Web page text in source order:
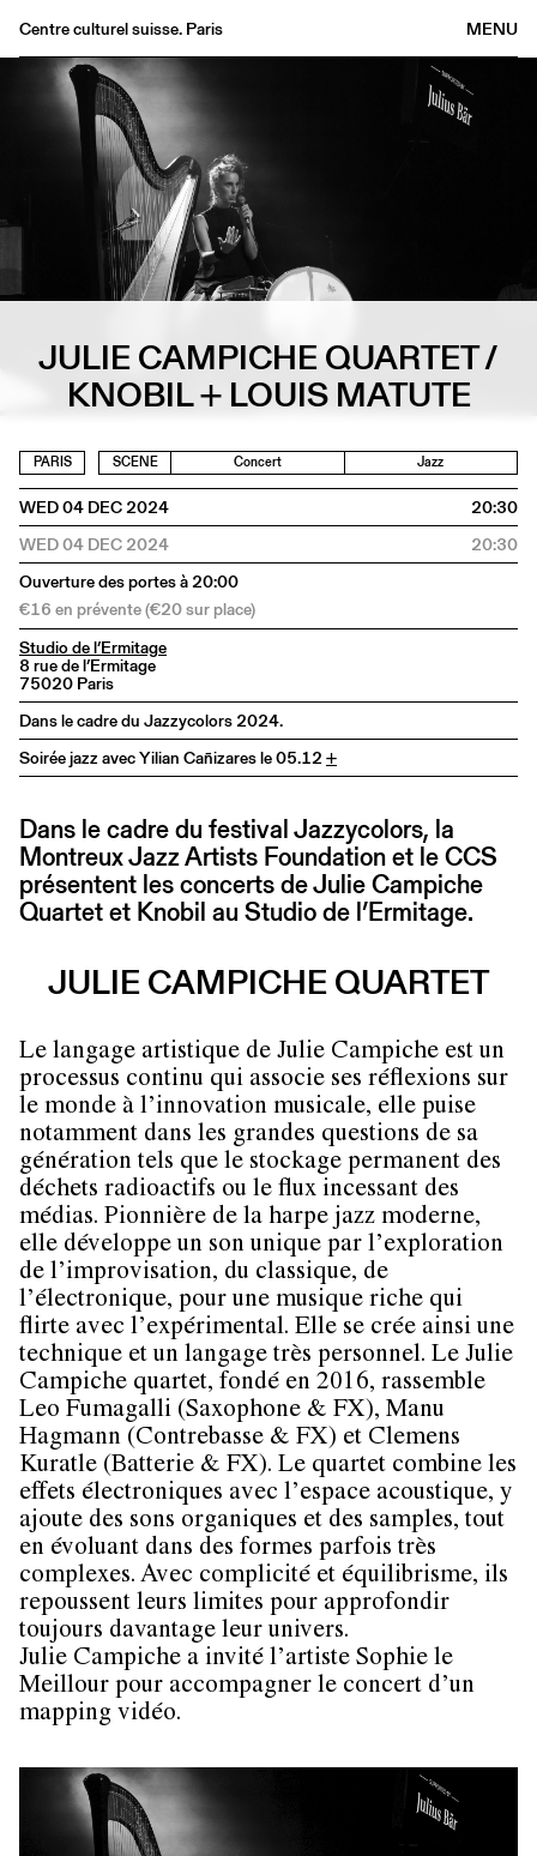
MENU
Centre culturel suisse. Paris
Agenda
Bookshop
Medias
Publications
About
/EN
JULIE CAMPICHE QUARTET /
KNOBIL + LOUIS MATUTE
PARIS SCENE Concert Jazz
WED 04 DEC 2024
20:30
WED 04 DEC 2024
20:30
Ouverture des portes à 20:00
€16 en prévente (€20 sur place)
Studio de l’Ermitage
8 rue de l’Ermitage
75020 Paris
Dans le cadre du Jazzycolors 2024.
Soirée jazz avec Yilian Cañizares le 05.12+
Dans le cadre du festival Jazzycolors, la
Montreux Jazz Artists Foundation et le CCS
présentent les concerts de Julie Campiche
Quartet et Knobil au Studio de l’Ermitage.
JULIE CAMPICHE QUARTET
Le langage artistique de Julie Campiche est un
processus continu qui associe ses réflexions sur
le monde à l’innovation musicale, elle puise
notamment dans les grandes questions de sa
génération tels que le stockage permanent des
déchets radioactifs ou le flux incessant des
médias. Pionnière de la harpe jazz moderne,
elle développe un son unique par l’exploration
de l’improvisation, du classique, de
l’électronique, pour une musique riche qui
flirte avec l’expérimental. Elle se crée ainsi une
technique et un langage très personnel. Le Julie
Campiche quartet, fondé en 2016, rassemble
Leo Fumagalli (Saxophone & FX), Manu
Hagmann (Contrebasse & FX) et Clemens
Kuratle (Batterie & FX). Le quartet combine les
effets électroniques avec l’espace acoustique, y
ajoute des sons organiques et des samples, tout
en évoluant dans des formes parfois très
complexes. Avec complicité et équilibrisme, ils
repoussent leurs limites pour approfondir
toujours davantage leur univers.
Julie Campiche a invité l’artiste Sophie le
Meillour pour accompagner le concert d’un
mapping vidéo.